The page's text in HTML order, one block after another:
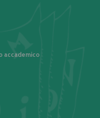
accademico